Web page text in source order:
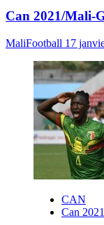
Can 2021/Mali-
MaliFootball 17
CAN
Can 2021